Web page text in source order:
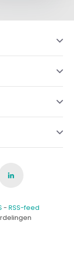
- RSS-feed